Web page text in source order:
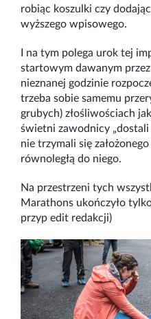
robiąc koszulki czy
wyższego wpisowego.
I na tym polega urok tej
startowym dawanym
nieznanej godzinie
trzeba sobie samemu
grubych) złośliwościach
świetni zawodnicy „dostali
nie trzymali się
równoległą do niego.
Na przestrzeni tych
Marathons ukończyło
przyp edit redakcji)